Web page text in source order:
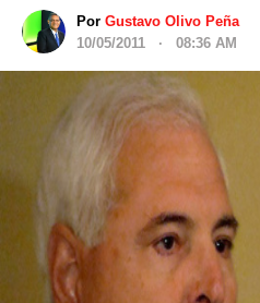
Por Gustavo Olivo Peña
10/05/2011 · 08:36 AM